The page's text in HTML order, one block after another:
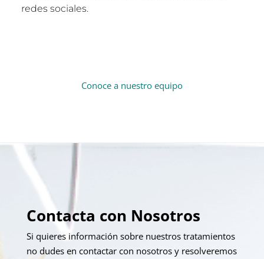
redes sociales.
Conoce a nuestro equipo
Contacta con Nosotros
Si quieres información sobre nuestros tratamientos
no dudes en contactar con nosotros y resolveremos